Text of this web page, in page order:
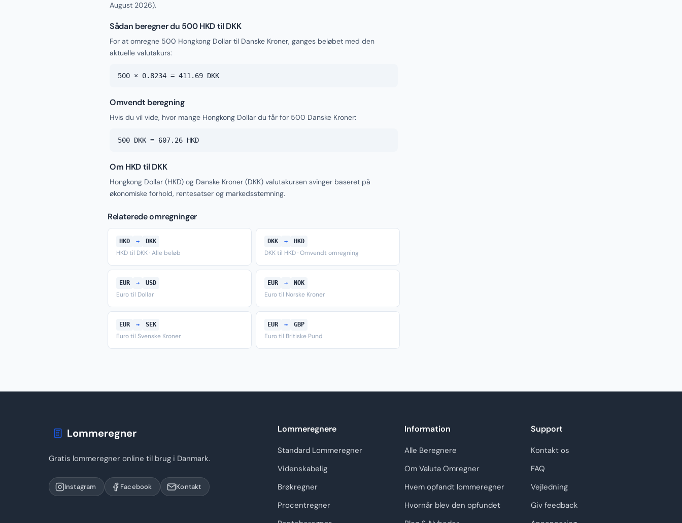
August 2026).
Sådan beregner du 500 HKD til DKK
For at omregne 500 Hongkong Dollar til Danske Kroner, ganges beløbet med den
aktuelle valutakurs:
500 × 0.8234 = 411.69 DKK
Omvendt beregning
Hvis du vil vide, hvor mange Hongkong Dollar du får for 500 Danske Kroner:
500 DKK = 607.26 HKD
Om HKD til DKK
Hongkong Dollar (HKD) og Danske Kroner (DKK) valutakursen svinger baseret på
økonomiske forhold, rentesatser og markedsstemning.
Relaterede omregninger
HKD → DKK
HKD til DKK · Alle beløb
DKK → HKD
DKK til HKD · Omvendt omregning
EUR → USD
Euro til Dollar
EUR → NOK
Euro til Norske Kroner
EUR → SEK
Euro til Svenske Kroner
EUR → GBP
Euro til Britiske Pund
Lommeregner
Gratis lommeregner online til brug i Danmark.
Instagram Facebook Kontakt
Lommeregnere
Standard Lommeregner
Videnskabelig
Brøkregner
Procentregner
Information
Alle Beregnere
Om Valuta Omregner
Hvem opfandt lommeregner
Hvornår blev den opfundet
Support
Kontakt os
FAQ
Vejledning
Giv feedback